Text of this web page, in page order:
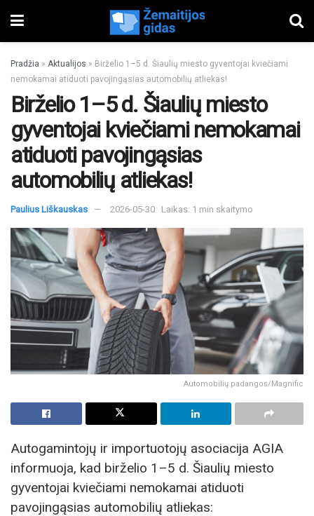
Pradžia » Aktualijos » Birželio 1–5 d. Šiaulių miesto gyventojai kviečiami
nemokamai atiduoti pavojingąsias automobilių atliekas!
Birželio 1–5 d. Šiaulių miesto
gyventojai kviečiami nemokamai
atiduoti pavojingąsias
automobilių atliekas!
Paulius Liškauskas 2026-05-30 Laikas: 1 min skaitymo
Automobilių padangos/Magnific
Autogamintojų ir importuotojų asociacija AGIA
informuoja, kad birželio 1–5 d. Šiaulių miesto
gyventojai kviečiami nemokamai atiduoti
pavojingąsias automobilių atliekas: